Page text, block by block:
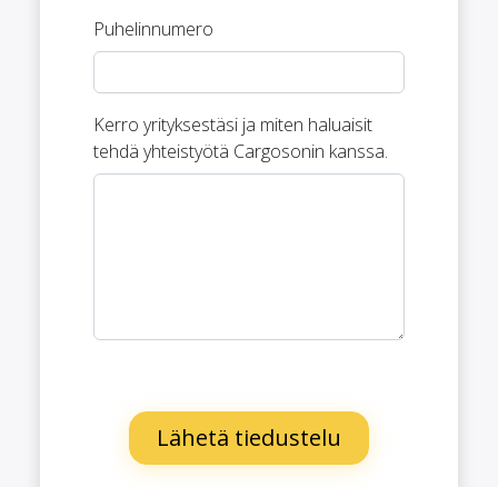
Puhelinnumero
Kerro yrityksestäsi ja miten haluaisit
tehdä yhteistyötä Cargosonin kanssa.